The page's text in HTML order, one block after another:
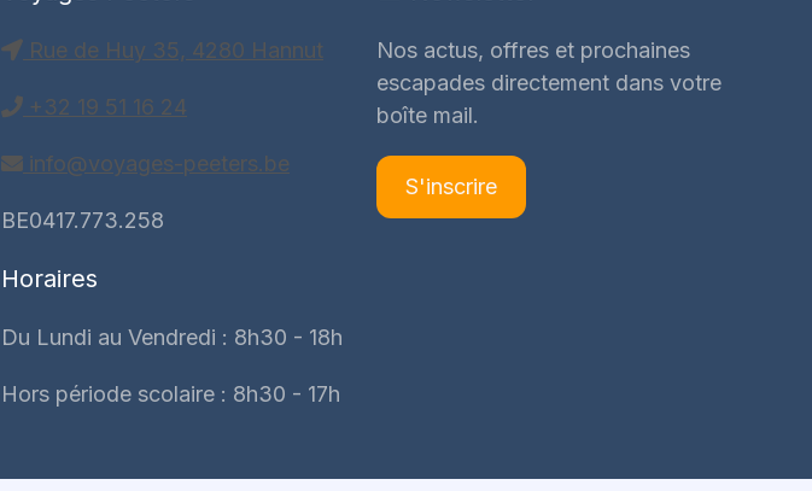
Rue de Huy 35, 4280 Hannut
+32 19 51 16 24
info@voyages-peeters.be
BE0417.773.258
Horaires
Du Lundi au Vendredi : 8h30 - 18h
Hors période scolaire : 8h30 - 17h
Nos actus, offres et prochaines
escapades directement dans votre
boîte mail.
S'inscrire